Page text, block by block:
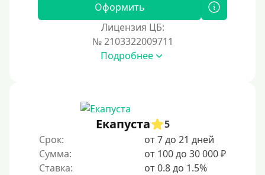
Оформить
Лицензия ЦБ:
№ 2103322009711
Подробнее
Екапуста
5
Срок:
от 7 до 21 дней
Сумма:
от 100 до 30 000 ₽
Ставка:
от 0.8 до 1.5%